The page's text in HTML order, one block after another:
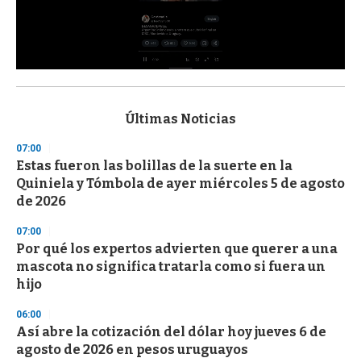
s
d
s
o
f
3
s
e
c
o
n
Últimas Noticias
07:00
Estas fueron las bolillas de la suerte en la
Quiniela y Tómbola de ayer miércoles 5 de agosto
de 2026
07:00
Por qué los expertos advierten que querer a una
mascota no significa tratarla como si fuera un
hijo
06:00
Así abre la cotización del dólar hoy jueves 6 de
agosto de 2026 en pesos uruguayos